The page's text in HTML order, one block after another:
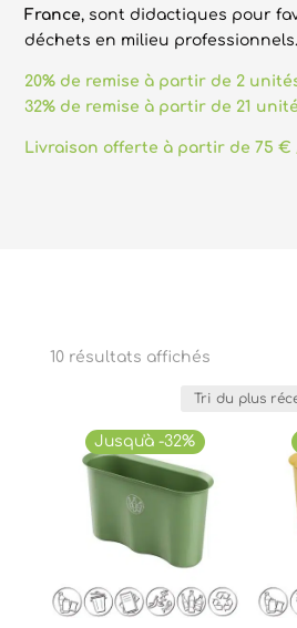
France, sont didactiques pour
déchets en milieu professionnels.
20% de remise à partir de 2
32% de remise à partir de 21
Livraison offerte à partir de 75 €
10 résultats affichésTrié
plus
plus
Jusqu'à -32%